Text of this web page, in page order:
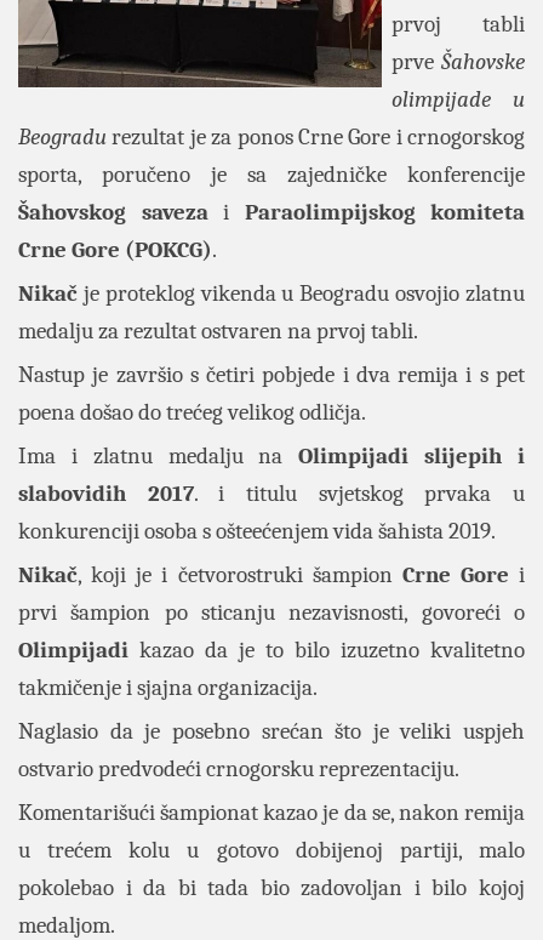
prvoj tabli
prve Šahovske
olimpijade u
Beogradurezultat je za ponos Crne Gore i crnogorskog
sporta, poručeno je sa zajedničke konferencije
Šahovskog savezai Paraolimpijskog komiteta
Crne Gore (POKCG).
Nikač je proteklog vikenda u Beogradu osvojio zlatnu
medalju za rezultat ostvaren na prvoj tabli.
Nastup je završio s četiri pobjede i dva remija i s pet
poena došao do trećeg velikog odličja.
Ima i zlatnu medalju naOlimpijadi slijepih i
slabovidih 2017. i titulu svjetskog prvaka u
konkurenciji osoba s ošteećenjem vida šahista 2019.
Nikač, koji je i četvorostruki šampion Crne Gore i
prvi šampion po sticanju nezavisnosti, govoreći o
Olimpijadi kazao da je to bilo izuzetno kvalitetno
takmičenje i sjajna organizacija.
Naglasio da je posebno srećan što je veliki uspjeh
ostvario predvodeći crnogorsku reprezentaciju.
Komentarišući šampionat kazao je da se, nakon remija
u trećem kolu u gotovo dobijenoj partiji, malo
pokolebao i da bi tada bio zadovoljan i bilo kojoj
medaljom.